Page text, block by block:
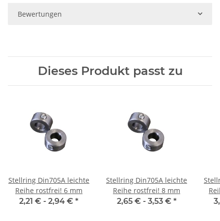
Bewertungen
Dieses Produkt passt zu
Stellring Din705A leichte
Reihe rostfrei! 6 mm
2,21 € - 2,94 € *
Stellring Din705A leichte
Reihe rostfrei! 8 mm
2,65 € - 3,53 € *